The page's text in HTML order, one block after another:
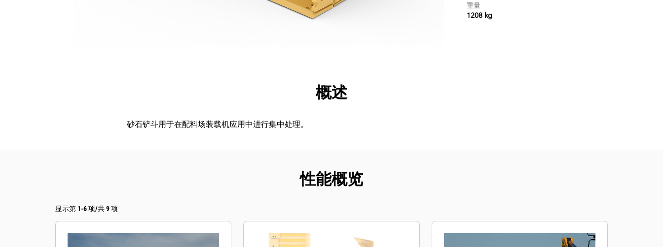
重量
1208 kg
展示
概述
砂石铲斗用于在配料场装载机应用中进行集中处理。
性能概览
显示第 1-6 项/共 9 项